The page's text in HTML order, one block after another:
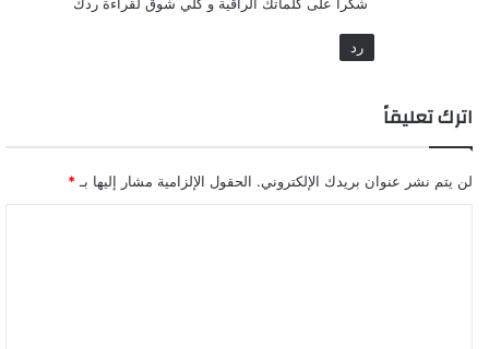
شكرا على كلماتك الراقية و كلي شوق لقراءة ردك
رد
اترك تعليقاً
لن يتم نشر عنوان بريدك الإلكتروني. الحقول الإلزامية مشار إليها بـ *